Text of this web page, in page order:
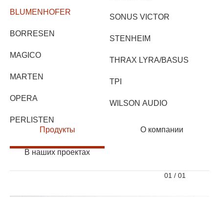
BLUMENHOFER
BORRESEN
MAGICO
MARTEN
OPERA
PERLISTEN
SONUS VICTOR
STENHEIM
THRAX LYRA/BASUS
TPI
WILSON AUDIO
Продукты О компании
В наших проектах
01 / 01